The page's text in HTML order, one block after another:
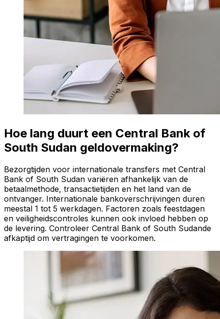
Hoe lang duurt een Central Bank of
South Sudan geldovermaking?
Bezorgtijden voor internationale transfers met Central
Bank of South Sudan variëren afhankelijk van de
betaalmethode, transactietijden en het land van de
ontvanger. Internationale bankoverschrijvingen duren
meestal 1 tot 5 werkdagen. Factoren zoals feestdagen
en veiligheidscontroles kunnen ook invloed hebben op
de levering. Controleer Central Bank of South Sudande
afkaptijd om vertragingen te voorkomen.